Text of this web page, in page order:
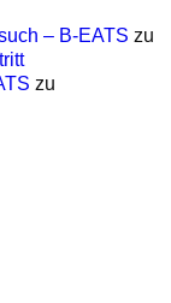
– B-EATS zu
zu